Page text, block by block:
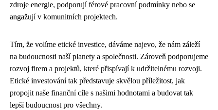
zdroje energie, podporují férové pracovní podmínky nebo se
angažují v komunitních projektech.
Tím, že volíme etické investice, dáváme najevo, že nám záleží
na budoucnosti naší planety a společnosti. Zároveň podporujeme
rozvoj firem a projektů, které přispívají k udržitelnému rozvoji.
Etické investování tak představuje skvělou příležitost, jak
propojit naše finanční cíle s našimi hodnotami a budovat tak
lepší budoucnost pro všechny.